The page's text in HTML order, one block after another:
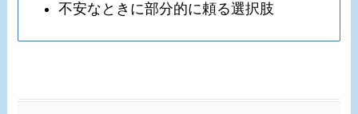
不安なときに部分的に頼る選択肢